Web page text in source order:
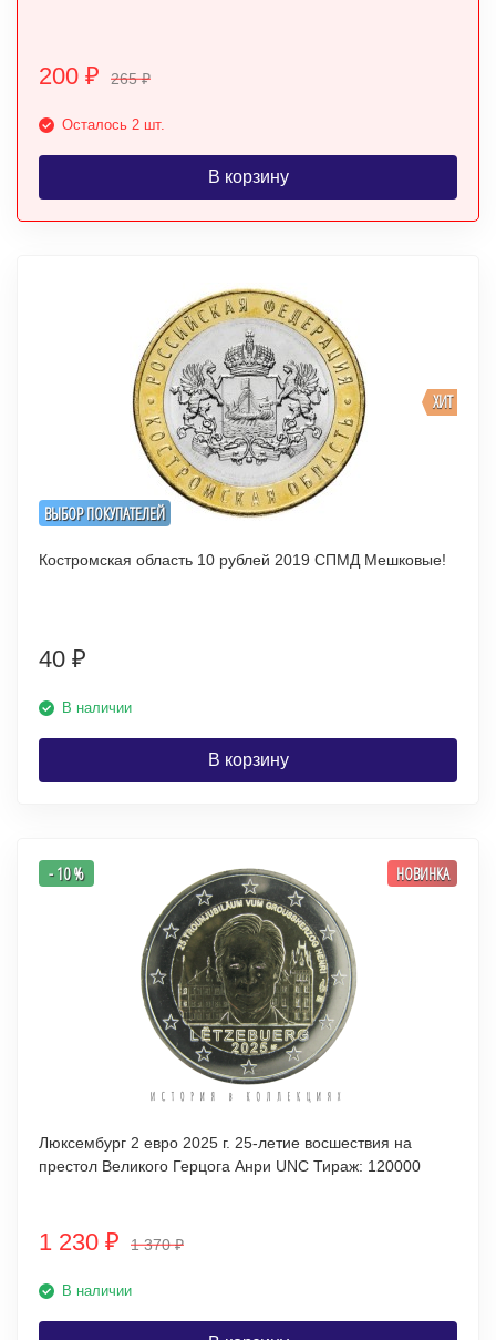
200 ₽ 265₽
Осталось 2 шт.
В корзину
ВЫБОР ПОКУПАТЕЛЕЙ
ХИТ
Костромская область 10 рублей 2019 СПМД Мешковые!
40 ₽
В наличии
В корзину
- 10 % НОВИНКА
Люксембург 2 евро 2025 г. 25-летие восшествия на
престол Великого Герцога Анри UNC Тираж: 120000
1 230 ₽ 1 370₽
В наличии